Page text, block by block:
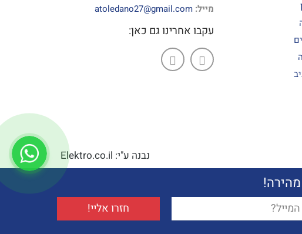
מייל: atoledano27@gmail.com
עקבו אחרינו גם כאן:
נבנה ע"י: Elektro.co.il